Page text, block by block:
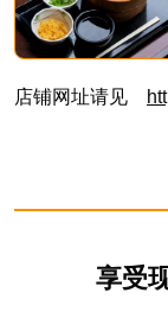
店铺网址请见
享受